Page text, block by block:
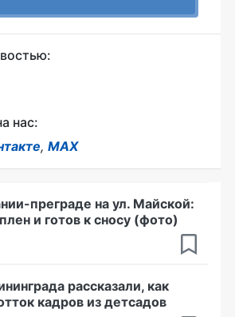
нас:
, MAX
преграде на ул. Майской:
и готов к сносу (фото)
рассказали, как
кадров из детсадов